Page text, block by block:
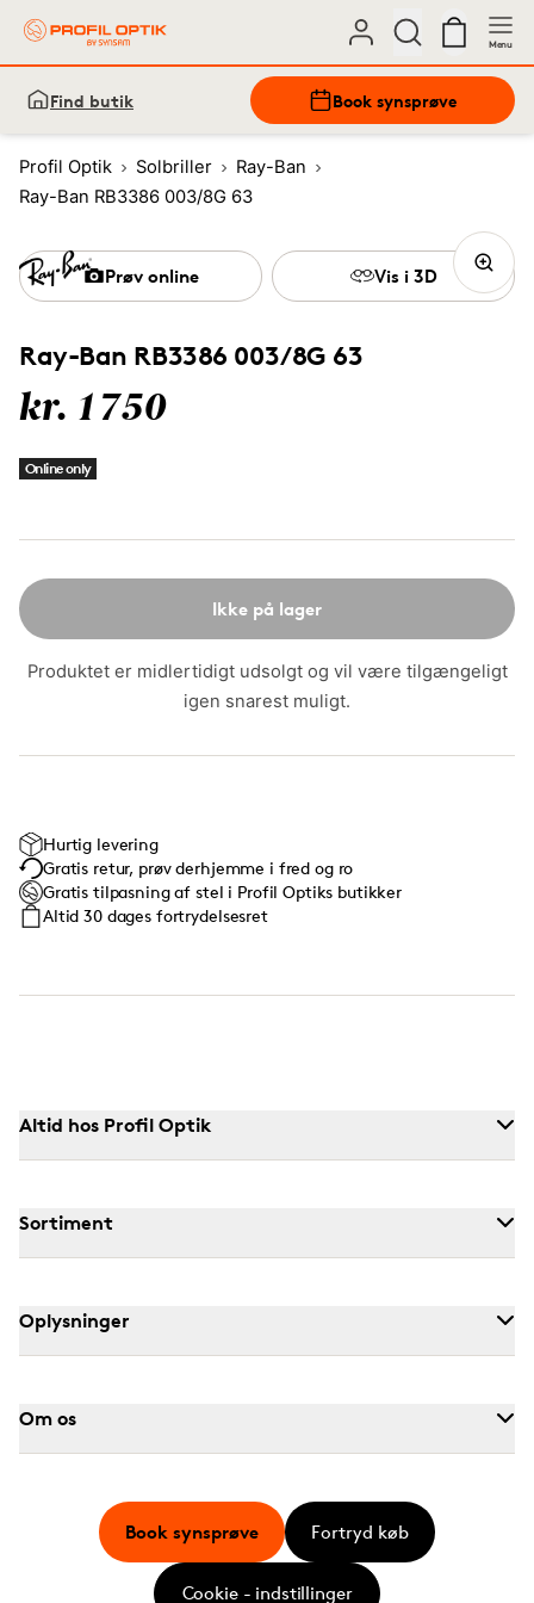
Menu
Find butik Book synsprøve
Profil Optik Solbriller
Ray-Ban
Ray-Ban RB3386 003/8G 63
Ray-Ban RB3386 003/8G 63
kr. 1750
Online only
Ikke på lager
Produktet er midlertidigt udsolgt og vil være tilgængeligt
igen snarest muligt.
Prøv online Vis i 3D
Hurtig levering
Gratis retur, prøv derhjemme i fred og ro
Gratis tilpasning af stel i Profil Optiks butikker
Altid 30 dages fortrydelsesret
Altid hos Profil Optik
Sortiment
Oplysninger
Om os
Book synsprøve Fortryd køb
Cookie - indstillinger